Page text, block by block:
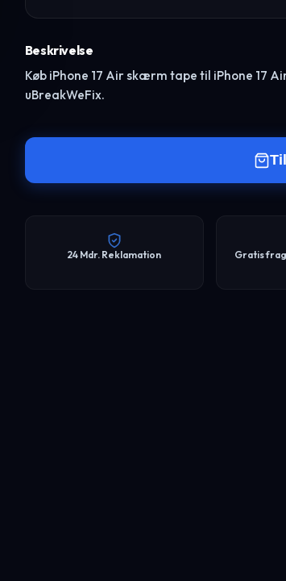
Beskrivelse
Køb iPhone 17 Air skærm tape til iPhone 17
uBreakWeFix.
24 Mdr. Reklamation
Gratis